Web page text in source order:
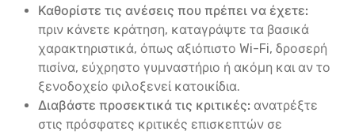
Καθορίστε τις ανέσεις που πρέπει να έχετε:
πριν κάνετε κράτηση, καταγράψτε τα βασικά
χαρακτηριστικά, όπως αξιόπιστο Wi-Fi, δροσερή
πισίνα, εύχρηστο γυμναστήριο ή ακόμη και αν το
ξενοδοχείο φιλοξενεί κατοικίδια.
Διαβάστε προσεκτικά τις κριτικές: ανατρέξτε
στις πρόσφατες κριτικές επισκεπτών σε